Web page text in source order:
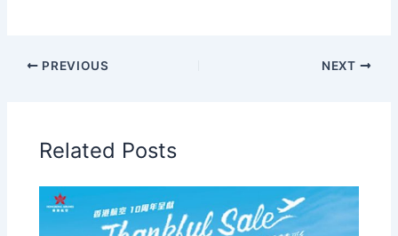
PREVIOUS NEXT
Related Posts